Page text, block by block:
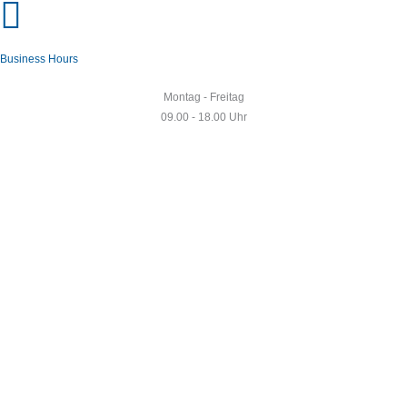
Business Hours
Montag - Freitag
09.00 - 18.00 Uhr